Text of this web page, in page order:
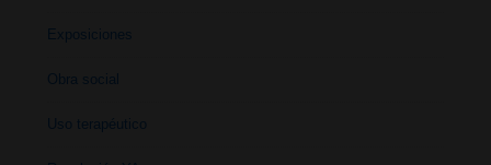
Exposiciones
Obra social
Uso terapéutico